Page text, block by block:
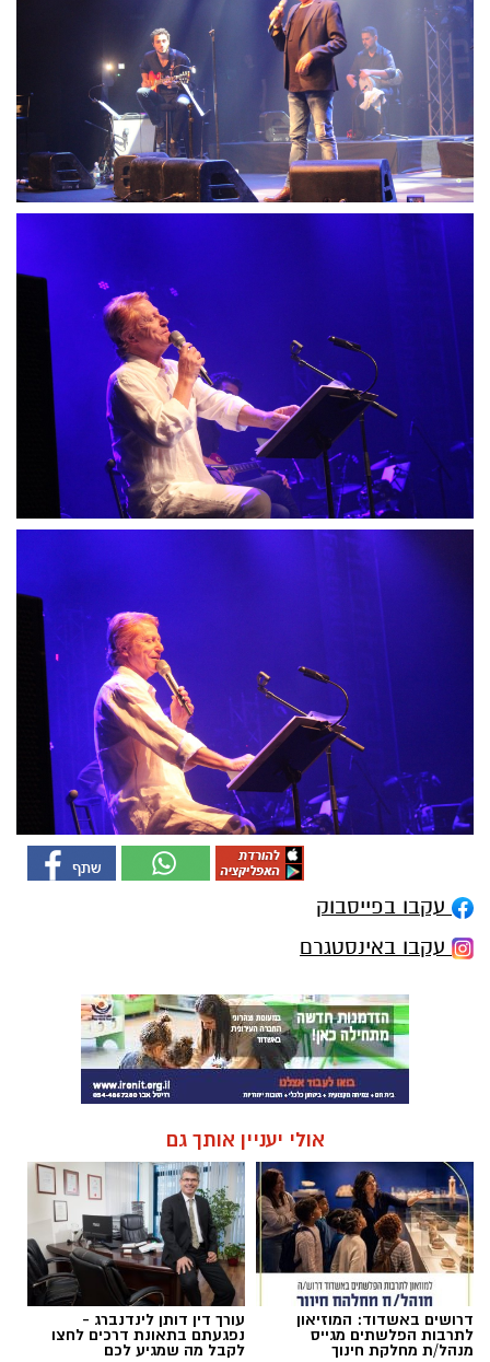
עקבו בפייסבוק
עקבו באינסטגרם
אולי יעניין אותך גם
דרושים באשדוד: המוזיאון
לתרבות הפלשתים מגייס
מנהל/ת מחלקת חינוך
עורך דין דותן לינדנברג -
נפגעתם בתאונת דרכים לחצו
לקבל מה שמגיע לכם